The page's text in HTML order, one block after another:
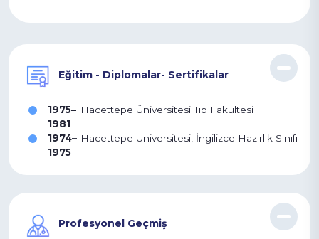
Eğitim - Diplomalar- Sertifikalar
1974–
1975
Hacettepe Üniversitesi, İngilizce Hazırlık Sınıfı
1975–
1981
Hacettepe Üniversitesi Tıp Fakültesi
Profesyonel Geçmiş